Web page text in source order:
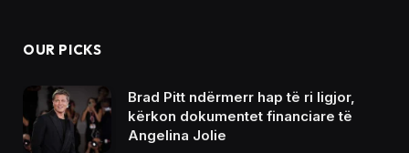
OUR PICKS
Brad Pitt ndërmerr hap të ri ligjor,
kërkon dokumentet financiare të
Angelina Jolie